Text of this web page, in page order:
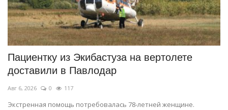
Пациентку из Экибастуза на вертолете
доставили в Павлодар
Авг 6, 2026 0 117
Экстренная помощь потребовалась 78-летней женщине.